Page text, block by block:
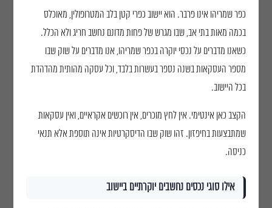
תל אביב
ירושלים
הרצליה
כפר שמריהו
צור קשר
כפר שמריהו אינו פרבר. הוא יישוב כפרי קטן בלב המטרופולין, מאוכלס
בכמה מאות בתי אב, שבו מגרש של פחות מדונם נחשב חריג ולא הכלל.
כשאנו מדברים על נכסי יוקרה בכפר שמריהו, אנו מדברים על שוק שבו
מספר העסקאות בשנה נספר בעשרות בלבד, וכל עסקה מהותית מהדהדת
בכל היישוב.
הקצב כאן אינטימי. אין לחץ מוכרים, אין רוכשים אקראיים, ואין עסקאות
שמתבצעות בחיפזון. זהו שוק שבו הדיסקרטיות אינה תוספת אלא תנאי
כניסה.
אילו סוגי נכסים נחשבים יוקרתיים ביישוב